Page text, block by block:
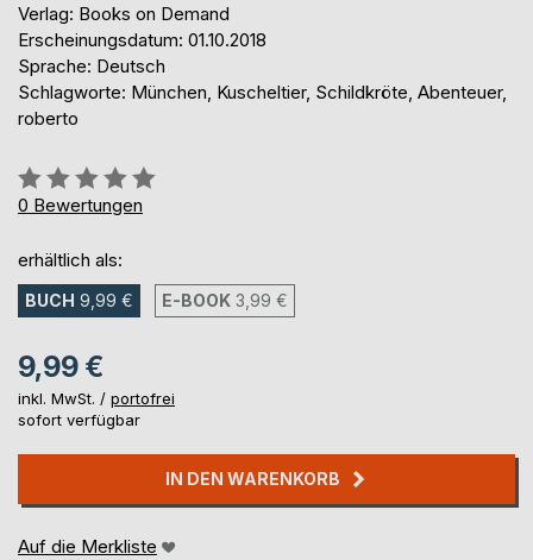
Verlag: Books on Demand
Erscheinungsdatum: 01.10.2018
Sprache: Deutsch
Schlagworte: München, Kuscheltier, Schildkröte, Abenteuer,
roberto
Bewertung::
0%
0 Bewertungen
erhältlich als:
BUCH 9,99 € E-BOOK 3,99 €
9,99 €
inkl. MwSt. / portofrei
sofort verfügbar
IN DEN WARENKORB
Auf die Merkliste